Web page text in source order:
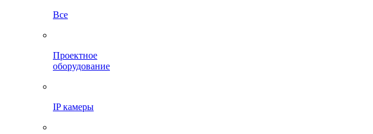
Все
Проектное
оборудование
IP камеры